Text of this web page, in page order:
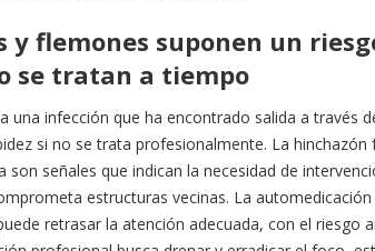
y flemones suponen un
se tratan a tiempo
una infección que ha encontrado salida a través
si no se trata profesionalmente. La
son señales que indican la necesidad de
estructuras vecinas. La
retrasar la atención adecuada, con el riesgo